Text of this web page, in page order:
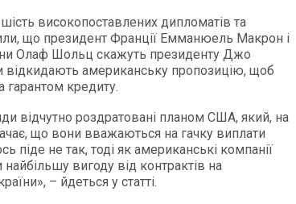
високопоставлених дипломатів та
що президент Франції Емманюель Макрон і
Олаф Шольц скажуть президенту Джо
відкидають американську пропозицію, щоб
гарантом кредиту.
відчутно роздратовані планом США, який, на
що вони вважаються на гачку виплати
піде не так, тоді як американські компанії
вигоду від контрактів на
– йдеться у статті.